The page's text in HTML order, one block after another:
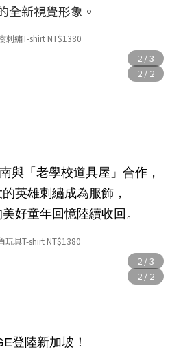
全新視覺形象。
刺繡T-shirt NT$1380
與「老學校道具屋」合作，
英雄刺繡成為服飾，
好童年回憶陸續收回 。
玩具T-shirt NT$1380
登陸新加坡！